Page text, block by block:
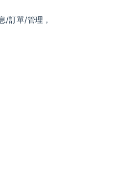
/訂單/管理，